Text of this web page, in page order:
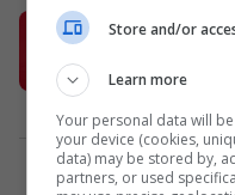
Store and/or
Learn more
Your personal data will
your device (cookies,
data) may be stored by,
partners, or used